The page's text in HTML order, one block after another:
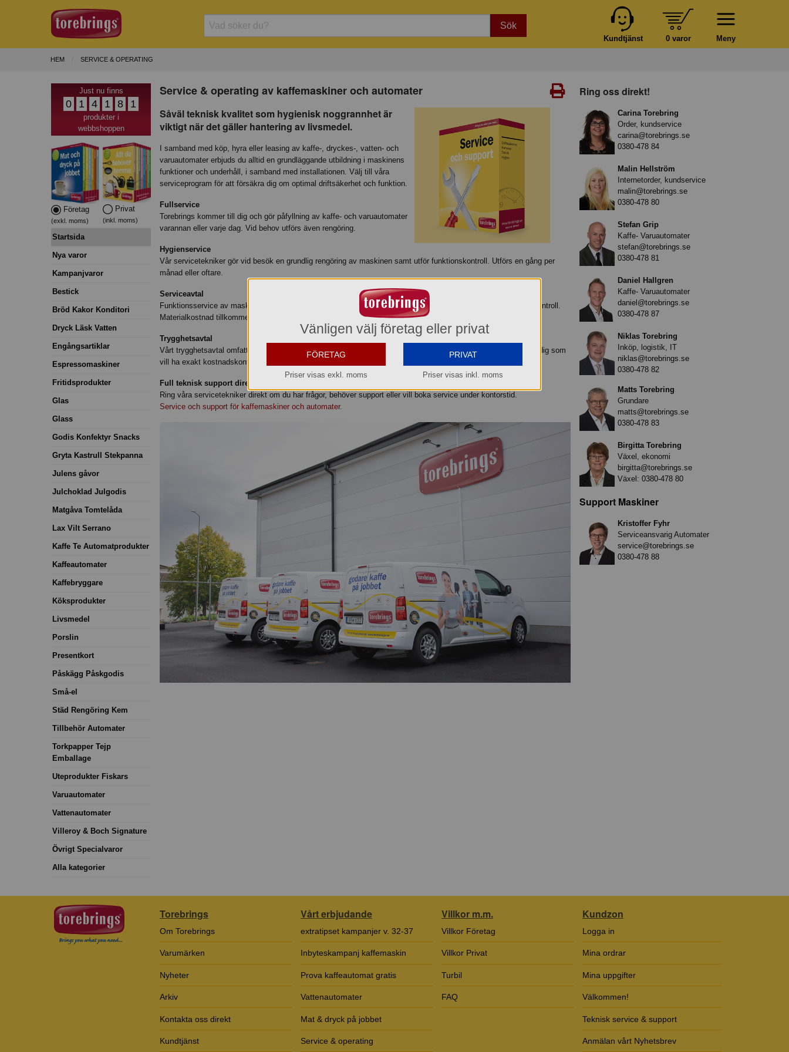
Sök
Meny
0 varor
Kundtjänst
HEM SERVICE & OPERATING
Just nu finns
0 1 4 1 8 1
produkter i
webbshoppen
Företag
(exkl. moms)
Privat
(inkl. moms)
Startsida
Nya varor
Kampanjvaror
Bestick
Bröd Kakor Konditori
Dryck Läsk Vatten
Engångsartiklar
Espressomaskiner
Fritidsprodukter
Glas
Glass
Godis Konfektyr Snacks
Gryta Kastrull Stekpanna
Julens gåvor
Julchoklad Julgodis
Matgåva Tomtelåda
Lax Vilt Serrano
Kaffe Te Automatprodukter
Kaffeautomater
Kaffebryggare
Köksprodukter
Livsmedel
Porslin
Presentkort
Påskägg Påskgodis
Små-el
Städ Rengöring Kem
Tillbehör Automater
Torkpapper Tejp
Emballage
Uteprodukter Fiskars
Varuautomater
Vattenautomater
Villeroy & Boch Signature
Övrigt Specialvaror
Alla kategorier
Service & operating av kaffemaskiner och automater
Såväl teknisk kvalitet som hygienisk noggrannhet är
viktigt när det gäller hantering av livsmedel.
I samband med köp, hyra eller leasing av kaffe-, dryckes-, vatten- och
varuautomater erbjuds du alltid en grundläggande utbildning i maskinens
funktioner och underhåll, i samband med installationen. Välj till våra
serviceprogram för att försäkra dig om optimal driftsäkerhet och funktion.
Fullservice
Torebrings kommer till dig och gör påfyllning av kaffe- och varuautomater
varannan eller varje dag. Vid behov utförs även rengöring.
Hygienservice
Vår servicetekniker gör vid besök en grundlig rengöring av maskinen samt utför funktionskontroll. Utförs en gång per
månad eller oftare.
Serviceavtal
Funktionsservice av maskinen. Avkalkning, teknisk kontroll, byte av slitagedelar samt rengöring och funktionskontroll.
Materialkostnad tillkommer. Utförs en gång per år eller vid behov.
Trygghetsavtal
Vårt trygghetsavtal omfattar serviceavtal och inkluderar dess- utom materialkostnad. Trygghets- avtalet passar dig som
vill ha exakt kostnadskontroll för din maskin.
Full teknisk support direkt: 0380-478 88
Ring våra servicetekniker direkt om du har frågor, behöver support eller vill boka service under kontorstid.
Service och support för kaffemaskiner och automater.
Ring oss direkt!
Carina Torebring
Order, kundservice
carina@torebrings.se
0380-478 84
Malin Hellström
Internetorder, kundservice
malin@torebrings.se
0380-478 80
Stefan Grip
Kaffe- Varuautomater
stefan@torebrings.se
0380-478 81
Daniel Hallgren
Kaffe- Varuautomater
daniel@torebrings.se
0380-478 87
Niklas Torebring
Inköp, logistik, IT
niklas@torebrings.se
0380-478 82
Matts Torebring
Grundare
matts@torebrings.se
0380-478 83
Birgitta Torebring
Växel, ekonomi
birgitta@torebrings.se
Växel: 0380-478 80
Support Maskiner
Kristoffer Fyhr
Serviceansvarig Automater
service@torebrings.se
0380-478 88
Torebrings
Om Torebrings
Varumärken
Nyheter
Arkiv
Kontakta oss direkt
Kundtjänst
Vårt erbjudande
extratipset kampanjer v. 32-37
Inbyteskampanj kaffemaskin
Prova kaffeautomat gratis
Vattenautomater
Mat & dryck på jobbet
Service & operating
Villkor m.m.
Villkor Företag
Villkor Privat
Turbil
FAQ
Kundzon
Logga in
Mina ordrar
Mina uppgifter
Välkommen!
Teknisk service & support
Anmälan vårt Nyhetsbrev
Vänligen välj företag eller privat
FÖRETAG
Priser visas exkl. moms
PRIVAT
Priser visas inkl. moms